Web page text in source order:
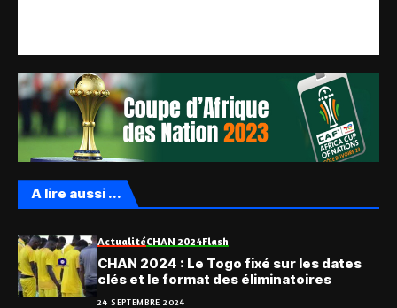
A lire aussi ...
ActualitéCHAN 2024Flash
CHAN 2024 : Le Togo fixé sur les dates
clés et le format des éliminatoires
24 SEPTEMBRE 2024